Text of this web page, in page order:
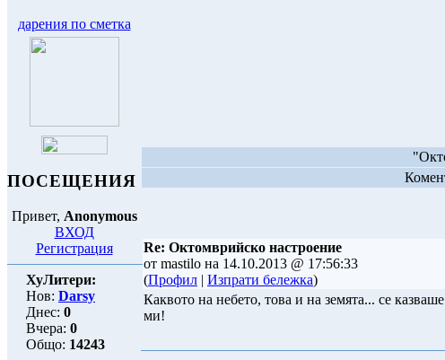
дарения по сметка
ПОСЕЩЕНИЯ
Привет, Anonymous
ВХОД
Регистрация
ХуЛитери:
Нов: Darsy
Днес: 0
Вчера: 0
Общо: 14243
Re: Октомврийско настроение
от mastilo на 14.10.2013 @ 17:56:33
(Профил | Изпрати бележка)
Каквото на небето, това и на земята... се
ми!